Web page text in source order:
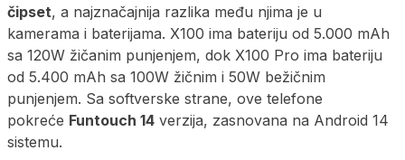
čipset, a najznačajnija razlika među njima je u
kamerama i baterijama. X100 ima bateriju od 5.000 mAh
sa 120W žičanim punjenjem, dok X100 Pro ima bateriju
od 5.400 mAh sa 100W žičnim i 50W bežičnim
punjenjem. Sa softverske strane, ove telefone
pokreće Funtouch 14 verzija, zasnovana na Android 14
sistemu.